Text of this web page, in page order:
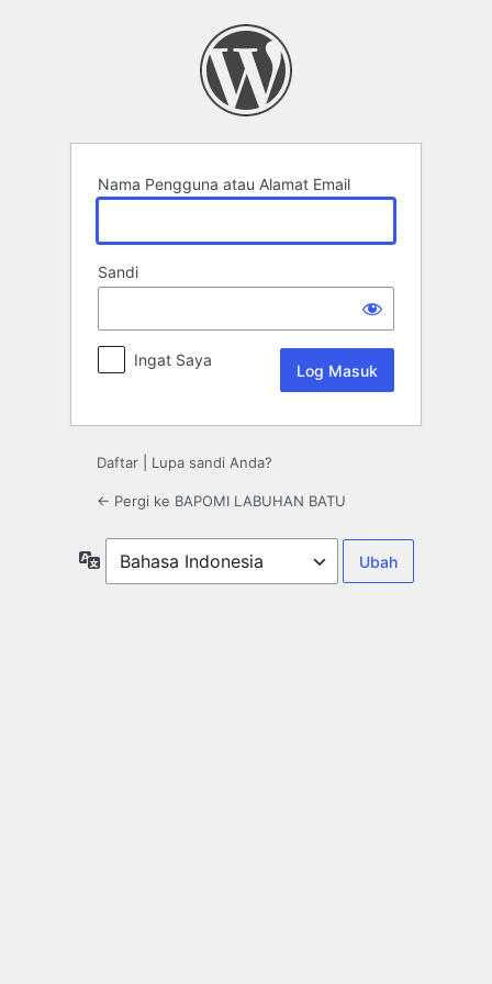
Nama Pengguna atau Alamat Email
Sandi
Ingat Saya
Daftar Lupa sandi Anda?
← Pergi ke BAPOMI LABUHAN BATU
Bahasa